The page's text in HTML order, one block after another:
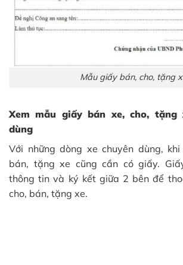
Mẫu giấy bán, cho, tặng
Xem mẫu giấy bán xe, cho, tặng
dùng
Với những dòng xe chuyên dùng,
bán, tặng xe cũng cần có giấy.
thông tin và ký kết giữa 2 bên để
cho, bán, tặng xe.